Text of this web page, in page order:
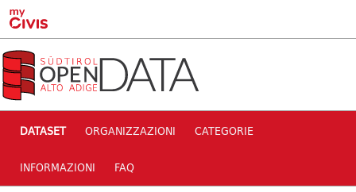
Skip to main content
DATASET ORGANIZZAZIONI CATEGORIE
INFORMAZIONI FAQ